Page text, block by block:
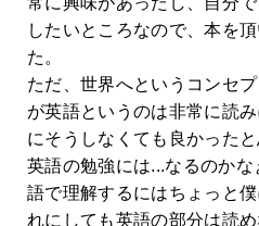
したいところなので、本を
た。
ただ、世界へというコンセ
が英語というのは非常に読
にそうしなくても良かったと
英語の勉強には...なるのか
語で理解するにはちょっと
れにしても英語の部分は読め